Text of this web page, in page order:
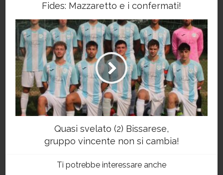
Fides: Mazzaretto e i confermati!
Quasi svelato (2) Bissarese,
gruppo vincente non si cambia!
Ti potrebbe interessare anche